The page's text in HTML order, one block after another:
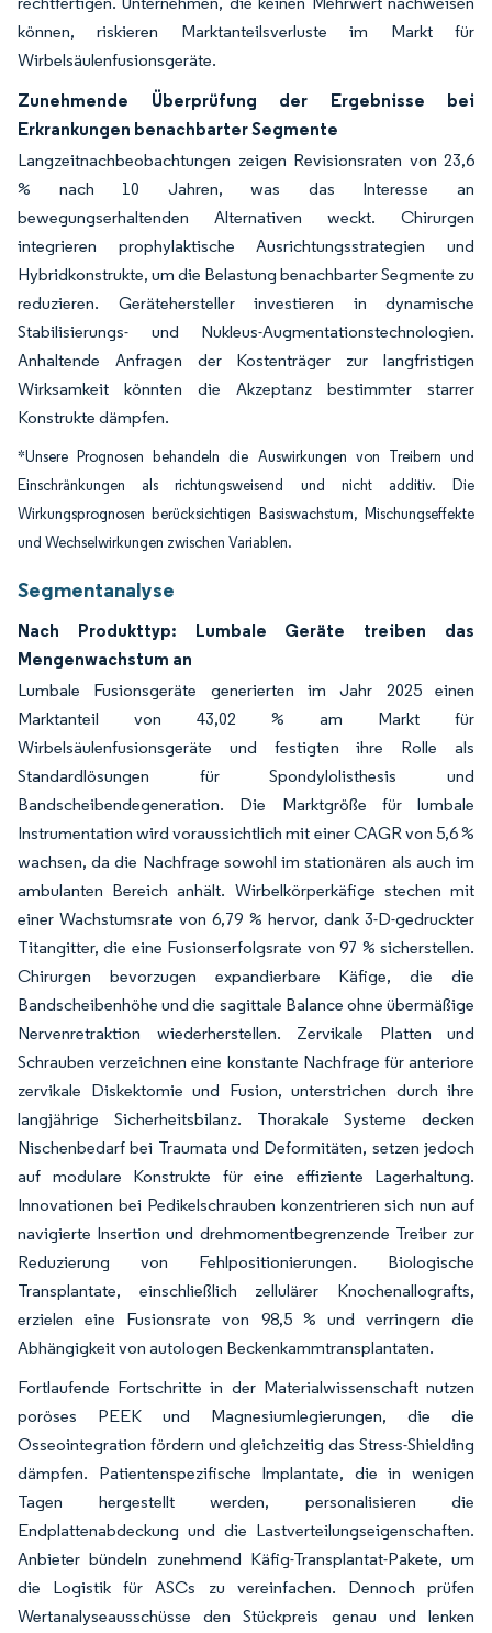
können, riskieren Marktanteilsverluste im Markt für
Wirbelsäulenfusionsgeräte.
Zunehmende Überprüfung der Ergebnisse bei
Erkrankungen benachbarter Segmente
Langzeitnachbeobachtungen zeigen Revisionsraten von 23,6
% nach 10 Jahren, was das Interesse an
bewegungserhaltenden Alternativen weckt. Chirurgen
integrieren prophylaktische Ausrichtungsstrategien und
Hybridkonstrukte, um die Belastung benachbarter Segmente zu
reduzieren. Gerätehersteller investieren in dynamische
Stabilisierungs- und Nukleus-Augmentationstechnologien.
Anhaltende Anfragen der Kostenträger zur langfristigen
Wirksamkeit könnten die Akzeptanz bestimmter starrer
Konstrukte dämpfen.
*Unsere Prognosen behandeln die Auswirkungen von Treibern und
Einschränkungen als richtungsweisend und nicht additiv. Die
Wirkungsprognosen berücksichtigen Basiswachstum, Mischungseffekte
und Wechselwirkungen zwischen Variablen.
Segmentanalyse
Nach Produkttyp: Lumbale Geräte treiben das
Mengenwachstum an
Lumbale Fusionsgeräte generierten im Jahr 2025 einen
Marktanteil von 43,02 % am Markt für
Wirbelsäulenfusionsgeräte und festigten ihre Rolle als
Standardlösungen für Spondylolisthesis und
Bandscheibendegeneration. Die Marktgröße für lumbale
Instrumentation wird voraussichtlich mit einer CAGR von 5,6 %
wachsen, da die Nachfrage sowohl im stationären als auch im
ambulanten Bereich anhält. Wirbelkörperkäfige stechen mit
einer Wachstumsrate von 6,79 % hervor, dank 3-D-gedruckter
Titangitter, die eine Fusionserfolgsrate von 97 % sicherstellen.
Chirurgen bevorzugen expandierbare Käfige, die die
Bandscheibenhöhe und die sagittale Balance ohne übermäßige
Nervenretraktion wiederherstellen. Zervikale Platten und
Schrauben verzeichnen eine konstante Nachfrage für anteriore
zervikale Diskektomie und Fusion, unterstrichen durch ihre
langjährige Sicherheitsbilanz. Thorakale Systeme decken
Nischenbedarf bei Traumata und Deformitäten, setzen jedoch
auf modulare Konstrukte für eine effiziente Lagerhaltung.
Innovationen bei Pedikelschrauben konzentrieren sich nun auf
navigierte Insertion und drehmomentbegrenzende Treiber zur
Reduzierung von Fehlpositionierungen. Biologische
Transplantate, einschließlich zellulärer Knochenallografts,
erzielen eine Fusionsrate von 98,5 % und verringern die
Abhängigkeit von autologen Beckenkammtransplantaten.
Fortlaufende Fortschritte in der Materialwissenschaft nutzen
poröses PEEK und Magnesiumlegierungen, die die
Osseointegration fördern und gleichzeitig das Stress-Shielding
dämpfen. Patientenspezifische Implantate, die in wenigen
Tagen hergestellt werden, personalisieren die
Endplattenabdeckung und die Lastverteilungseigenschaften.
Anbieter bündeln zunehmend Käfig-Transplantat-Pakete, um
die Logistik für ASCs zu vereinfachen. Dennoch prüfen
Wertanalyseausschüsse den Stückpreis genau und lenken